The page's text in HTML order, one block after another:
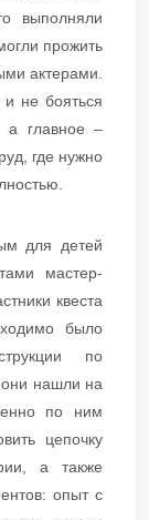
выполняли
прожить
актерами.
не бояться
а главное –
где нужно
для детей
мастер-
квеста
было
по
нашли на
по ним
цепочку
а также
опыт с